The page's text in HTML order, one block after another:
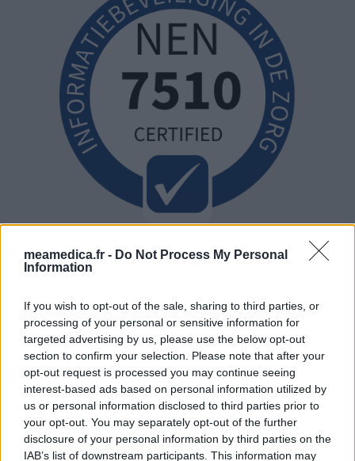
meamedica.fr - Do Not Process My Personal
Information
If you wish to opt-out of the sale, sharing to third parties, or
processing of your personal or sensitive information for
targeted advertising by us, please use the below opt-out
section to confirm your selection. Please note that after your
opt-out request is processed you may continue seeing
interest-based ads based on personal information utilized by
us or personal information disclosed to third parties prior to
your opt-out. You may separately opt-out of the further
disclosure of your personal information by third parties on the
IAB’s list of downstream participants. This information may